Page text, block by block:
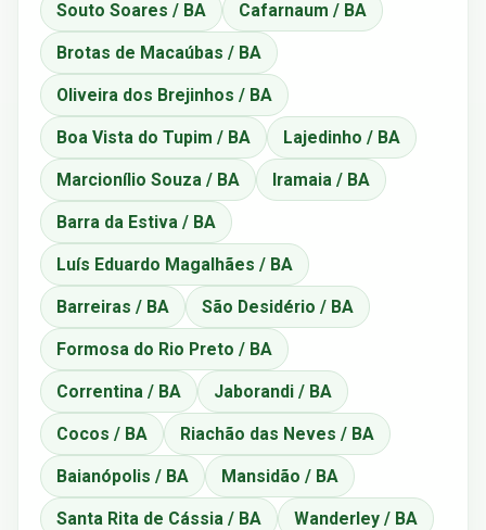
Souto Soares / BA Cafarnaum / BA
Brotas de Macaúbas / BA
Oliveira dos Brejinhos / BA
Boa Vista do Tupim / BA Lajedinho / BA
Marcionílio Souza / BA Iramaia / BA
Barra da Estiva / BA
Luís Eduardo Magalhães / BA
Barreiras / BA São Desidério / BA
Formosa do Rio Preto / BA
Correntina / BA Jaborandi / BA
Cocos / BA Riachão das Neves / BA
Baianópolis / BA Mansidão / BA
Santa Rita de Cássia / BA Wanderley / BA